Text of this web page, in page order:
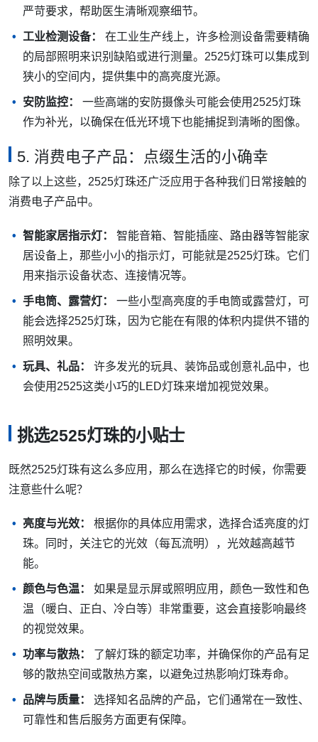
严苛要求，帮助医生清晰观察细节。
工业检测设备：
在工业生产线上，许多检测设备需要精确
的局部照明来识别缺陷或进行测量。2525灯珠可以集成到
狭小的空间内，提供集中的高亮度光源。
安防监控：
一些高端的安防摄像头可能会使用2525灯珠
作为补光，以确保在低光环境下也能捕捉到清晰的图像。
5. 消费电子产品：点缀生活的小确幸
除了以上这些，2525灯珠还广泛应用于各种我们日常接触的
消费电子产品中。
智能家居指示灯：
智能音箱、智能插座、路由器等智能家
居设备上，那些小小的指示灯，可能就是2525灯珠。它们
用来指示设备状态、连接情况等。
手电筒、露营灯：
一些小型高亮度的手电筒或露营灯，可
能会选择2525灯珠，因为它能在有限的体积内提供不错的
照明效果。
玩具、礼品：
许多发光的玩具、装饰品或创意礼品中，也
会使用2525这类小巧的LED灯珠来增加视觉效果。
挑选2525灯珠的小贴士
既然2525灯珠有这么多应用，那么在选择它的时候，你需要
注意些什么呢？
亮度与光效：
根据你的具体应用需求，选择合适亮度的灯
珠。同时，关注它的光效（每瓦流明），光效越高越节
能。
颜色与色温：
如果是显示屏或照明应用，颜色一致性和色
温（暖白、正白、冷白等）非常重要，这会直接影响最终
的视觉效果。
功率与散热：
了解灯珠的额定功率，并确保你的产品有足
够的散热空间或散热方案，以避免过热影响灯珠寿命。
品牌与质量：
选择知名品牌的产品，它们通常在一致性、
可靠性和售后服务方面更有保障。